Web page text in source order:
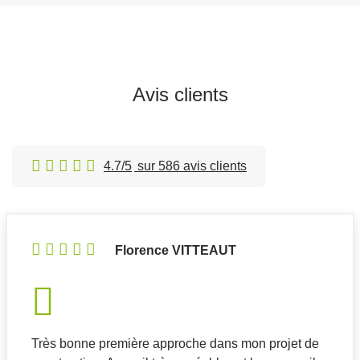
Florence VITTEAUT
Très bonne première approche dans mon projet de
Avis clients
4.7/5 sur 586 avis clients